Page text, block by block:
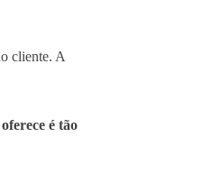
cliente. A
é tão